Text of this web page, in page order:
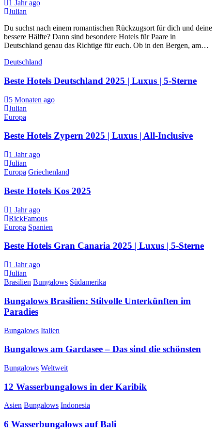
1 Jahr ago
Julian
Du suchst nach einem romantischen Rückzugsort für dich und deine
bessere Hälfte? Dann sind besondere Hotels für Paare in
Deutschland genau das Richtige für euch. Ob in den Bergen, am…
Deutschland
Beste Hotels Deutschland 2025 | Luxus | 5-Sterne
5 Monaten ago
Julian
Europa
Beste Hotels Zypern 2025 | Luxus | All-Inclusive
1 Jahr ago
Julian
Europa Griechenland
Beste Hotels Kos 2025
1 Jahr ago
RickFamous
Europa Spanien
Beste Hotels Gran Canaria 2025 | Luxus | 5-Sterne
1 Jahr ago
Julian
Brasilien Bungalows Südamerika
Bungalows Brasilien: Stilvolle Unterkünften im
Paradies
Bungalows Italien
Bungalows am Gardasee – Das sind die schönsten
Bungalows Weltweit
12 Wasserbungalows in der Karibik
Asien Bungalows Indonesia
6 Wasserbungalows auf Bali